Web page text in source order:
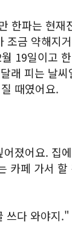
한파는 현재
조금 약해지
19일이고
래 피는 날
때였어요.
졌어요. 집
카페 가서
쓰다 와야지."